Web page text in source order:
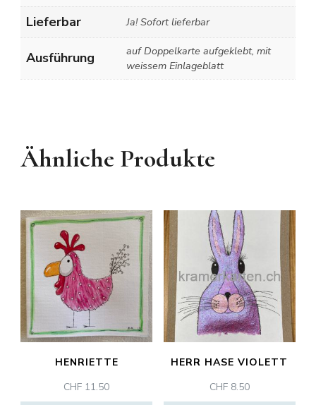
Lieferbar Ja! Sofort lieferbar
Ausführung
auf Doppelkarte aufgeklebt, mit
weissem Einlageblatt
Ähnliche Produkte
HENRIETTE
CHF 11.50
HERR HASE VIOLETT
CHF8.50